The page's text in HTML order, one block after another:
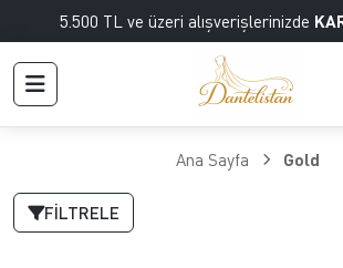
5.500 TL ve üzeri alışverişlerinizde
Ana Sayfa Gold
FILTRELE